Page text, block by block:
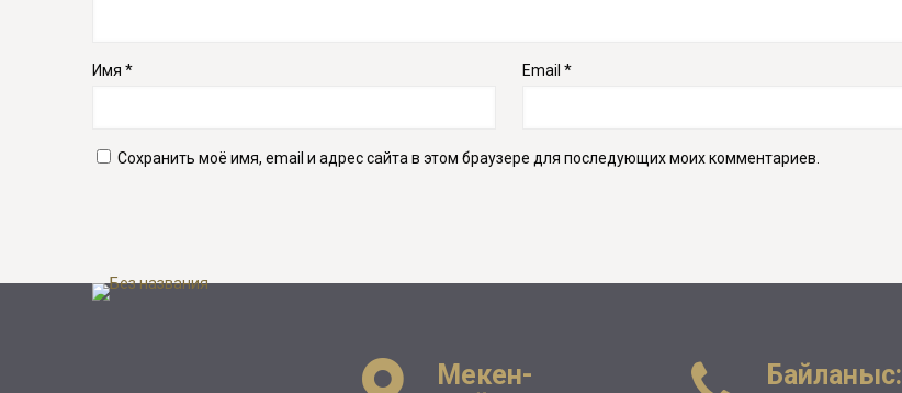
Имя * Email *
Сохранить моё имя, email и адрес сайта в этом браузере для последующих моих комментариев.
Мекен-
Байланыс: